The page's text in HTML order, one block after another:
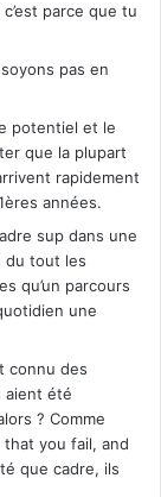
parce que tu
pas en
potentiel et le
que la plupart
rapidement
années.
sup dans une
du tout les
qu’un parcours
une
connu des
aient été
? Comme
that you fail, and
que cadre, ils